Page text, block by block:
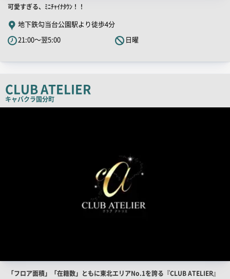
店
舗
PR
キ
コ
ピ
可愛すぎる、ﾐﾆﾁｬｲﾅﾀｳﾝ！！
地下鉄勾当台公園駅より徒歩4分
21:00～翌5:00
日曜
CLUB ATELIER
キャバクラ国分町
店
「フロア面積」「在籍数」ともに東北エリアNo.1を誇る『CLUB ATELIER』